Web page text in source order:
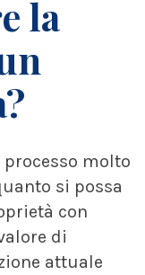
la
molto
si possa
con
di
attuale